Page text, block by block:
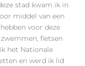
stad kwam ik in
middel van een
voor deze
fietsen
het Nationale
en werd ik lid